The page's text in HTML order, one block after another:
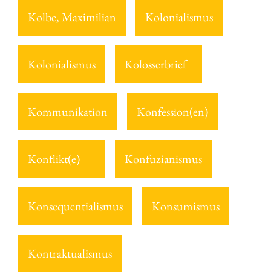
Kolbe, Maximilian Kolonialismus
Kolonialismus Kolosserbrief
Kommunikation Konfession(en)
Konflikt(e) Konfuzianismus
Konsequentialismus Konsumismus
Kontraktualismus